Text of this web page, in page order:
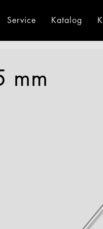
Displays
Digital
Service Katalog
mm